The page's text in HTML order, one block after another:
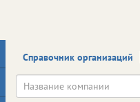
Справочник организаций